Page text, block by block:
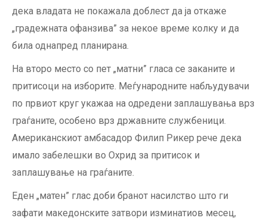
дека владата не покажала доблест да ја откаже
„градежната офанзива” за некое време колку и да
била однапред планирана.
На второ место со пет „матни” гласа се заканите и
притисоци на изборите. Меѓународните набљудувачи
по првиот круг укажаа на одредени заплашувања врз
граѓаните, особено врз државните службеници.
Американскиот амбасадор Филип Рикер рече дека
имало забелешки во Охрид за притисок и
заплашување на граѓаните.
Еден „матен” глас доби бранот насилство што ги
зафати македонските затвори изминатиов месец,